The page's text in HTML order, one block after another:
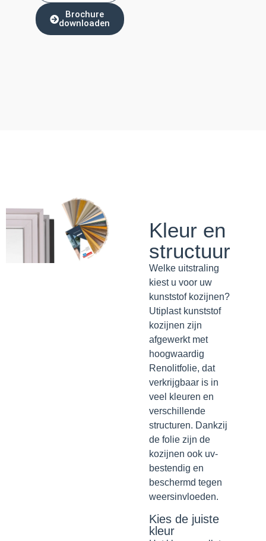
Brochure
downloaden
Kleur en
structuur
Welke uitstraling
kiest u voor uw
kunststof kozijnen?
Utiplast kunststof
kozijnen zijn
afgewerkt met
hoogwaardig
Renolitfolie, dat
verkrijgbaar is in
veel kleuren en
verschillende
structuren. Dankzij
de folie zijn de
kozijnen ook uv-
bestendig en
beschermd tegen
weersinvloeden.
Kies de juiste
kleur